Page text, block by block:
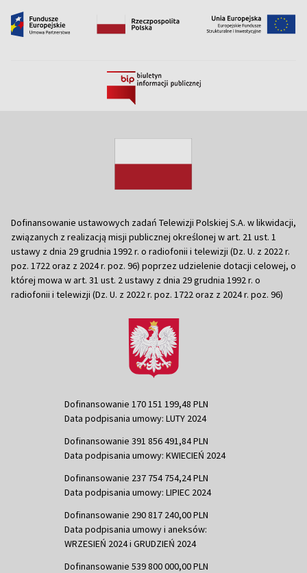
Dofinansowanie ustawowych zadań Telewizji Polskiej S.A. w likwidacji,
związanych z realizacją misji publicznej określonej w art. 21 ust. 1
ustawy z dnia 29 grudnia 1992 r. o radiofonii i telewizji (Dz. U. z 2022 r.
poz. 1722 oraz z 2024 r. poz. 96) poprzez udzielenie dotacji celowej, o
której mowa w art. 31 ust. 2 ustawy z dnia 29 grudnia 1992 r. o
radiofonii i telewizji (Dz. U. z 2022 r. poz. 1722 oraz z 2024 r. poz. 96)
Dofinansowanie 170 151 199,48 PLN
Data podpisania umowy: LUTY 2024
Dofinansowanie 391 856 491,84 PLN
Data podpisania umowy: KWIECIEŃ 2024
Dofinansowanie 237 754 754,24 PLN
Data podpisania umowy: LIPIEC 2024
Dofinansowanie 290 817 240,00 PLN
Data podpisania umowy i aneksów:
WRZESIEŃ 2024 i GRUDZIEŃ 2024
Dofinansowanie 539 800 000,00 PLN